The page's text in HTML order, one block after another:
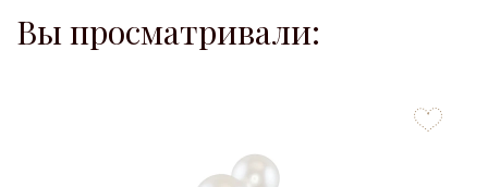
Вы просматривали:
favorites